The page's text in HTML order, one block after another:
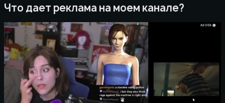
Что дает реклама на моем канале?